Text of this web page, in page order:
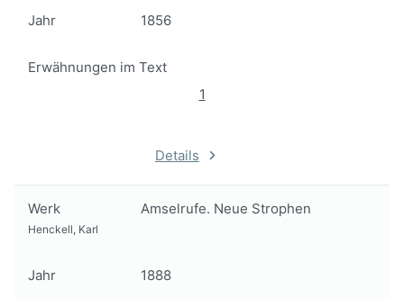
Jahr 1856
Erwähnungen im Text
1
Details
Werk Amselrufe. Neue Strophen
Henckell, Karl
Jahr 1888